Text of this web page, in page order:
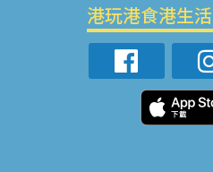
港玩港食港生活